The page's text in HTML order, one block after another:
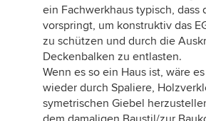
ein Fachwerkhaus typisch, dass
vorspringt, um konstruktiv das
zu schützen und durch die
Deckenbalken zu entlasten.
Wenn es so ein Haus ist, wäre
wieder durch Spaliere,
symetrischen Giebel